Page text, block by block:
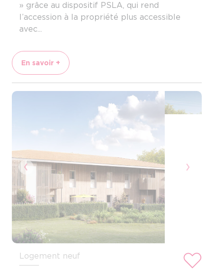
» grâce au dispositif PSLA, qui rend
l’accession à la propriété plus accessible
avec...
En savoir +
Previous Next
Logement neuf